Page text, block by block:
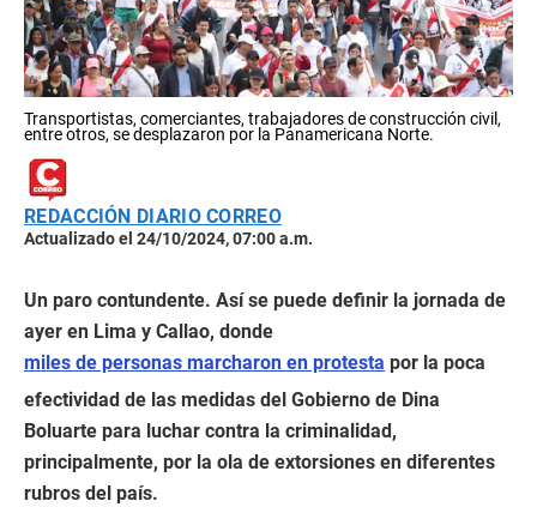
Transportistas, comerciantes, trabajadores de construcción civil,
entre otros, se desplazaron por la Panamericana Norte.
REDACCIÓN DIARIO CORREO
Actualizado el 24/10/2024, 07:00 a.m.
Un paro contundente. Así se puede definir la jornada de
ayer en Lima y Callao, donde
miles de personas marcharon en protesta por la poca
efectividad de las medidas del Gobierno de Dina
Boluarte para luchar contra la criminalidad,
principalmente, por la ola de extorsiones en diferentes
rubros del país.